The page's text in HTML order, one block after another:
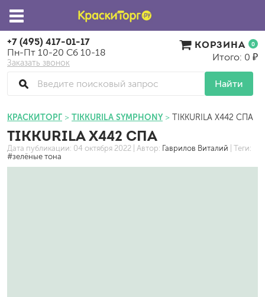
+7 (495) 417-01-17
Пн-Пт 10-20 Сб 10-18
Заказать звонок
Найти
КОРЗИНА 0
Итого: 0 ₽
КРАСКИТОРГ TIKKURILA SYMPHONY TIKKURILA X442 СПА
TIKKURILA X442 СПА
Дата публикации: 04 октября 2022 | Автор: Гаврилов Виталий | Теги:
#зелёные тона